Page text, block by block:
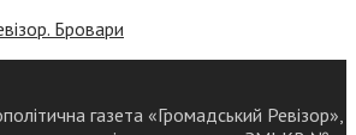
Бровари
газета «Громадський Ревізор»,